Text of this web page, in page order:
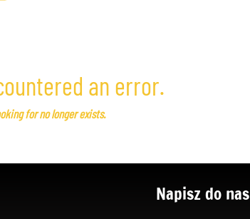
an error.
for no longer exists.
Napisz do nas